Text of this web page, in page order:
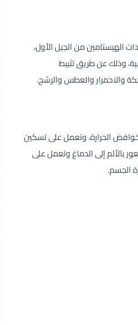
الهيستامين من الجيل الأول،
وذلك عن طريق تثبيط
الحرارة، وتعمل على تسكين
بالألم إلى الدماغ وتعمل على
الجسم.